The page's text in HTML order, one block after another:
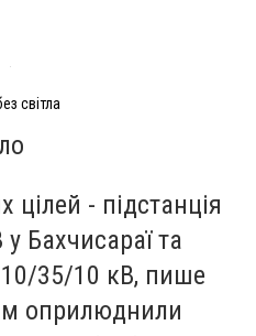
світла
цілей - підстанція
Бахчисараї та
10/35/10 кВ, пише
оприлюднили